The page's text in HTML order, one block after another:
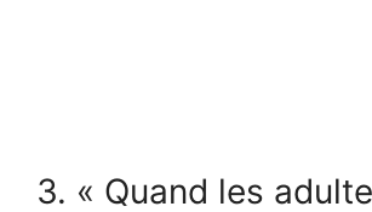
3. « Quand les